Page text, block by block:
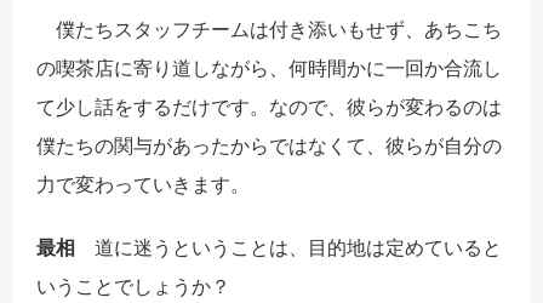
僕たちスタッフチームは付き添いもせず、あちこち
の喫茶店に寄り道しながら、何時間かに一回か合流し
て少し話をするだけです。なので、彼らが変わるのは
僕たちの関与があったからではなくて、彼らが自分の
力で変わっていきます。
最相 道に迷うということは、目的地は定めていると
いうことでしょうか？